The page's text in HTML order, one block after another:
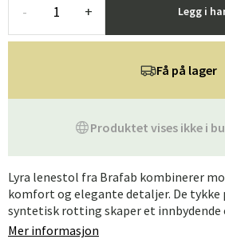
- + Legg i
Produktet vises ikke i
Få på lager
Lyra lenestol fra Brafab kombinerer
komfort og elegante detaljer. De tykke
syntetisk rotting skaper et innbydende
Mer informasjon